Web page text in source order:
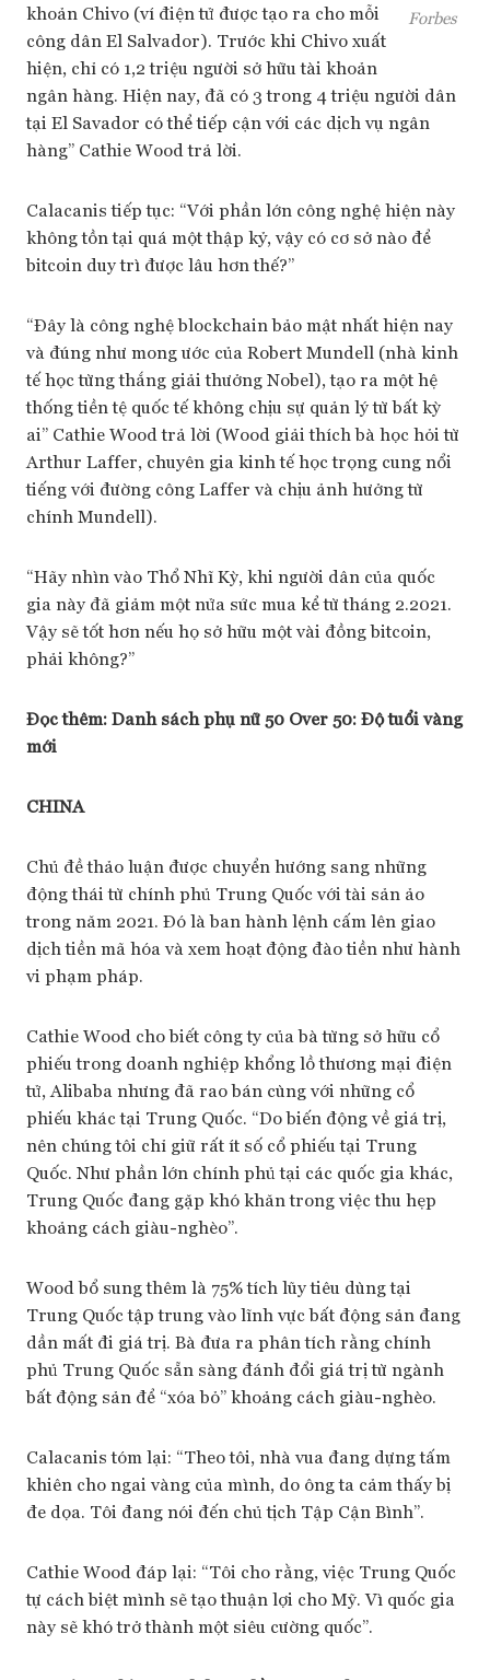
Forbes
khoản Chivo (ví điện tử được tạo ra cho mỗi
công dân El Salvador). Trước khi Chivo xuất
hiện, chỉ có 1,2 triệu người sở hữu tài khoản
ngân hàng. Hiện nay, đã có 3 trong 4 triệu người dân
tại El Savador có thể tiếp cận với các dịch vụ ngân
hàng” Cathie Wood trả lời.
Calacanis tiếp tục: “Với phần lớn công nghệ hiện này
không tồn tại quá một thập kỷ, vậy có cơ sở nào để
bitcoin duy trì được lâu hơn thế?”
“Đây là công nghệ blockchain bảo mật nhất hiện nay
và đúng như mong ước của Robert Mundell (nhà kinh
tế học từng thắng giải thưởng Nobel), tạo ra một hệ
thống tiền tệ quốc tế không chịu sự quản lý từ bất kỳ
ai” Cathie Wood trả lời (Wood giải thích bà học hỏi từ
Arthur Laffer, chuyên gia kinh tế học trọng cung nổi
tiếng với đường công Laffer và chịu ảnh hưởng từ
chính Mundell).
“Hãy nhìn vào Thổ Nhĩ Kỳ, khi người dân của quốc
gia này đã giảm một nửa sức mua kể từ tháng 2.2021.
Vậy sẽ tốt hơn nếu họ sở hữu một vài đồng bitcoin,
phải không?”
Đọc thêm: Danh sách phụ nữ 50 Over 50: Độ tuổi vàng
mới
CHINA
Chủ đề thảo luận được chuyển hướng sang những
động thái từ chính phủ Trung Quốc với tài sản ảo
trong năm 2021. Đó là ban hành lệnh cấm lên giao
dịch tiền mã hóa và xem hoạt động đào tiền như hành
vi phạm pháp.
Cathie Wood cho biết công ty của bà từng sở hữu cổ
phiếu trong doanh nghiệp khổng lồ thương mại điện
tử, Alibaba nhưng đã rao bán cùng với những cổ
phiếu khác tại Trung Quốc. “Do biến động về giá trị,
nên chúng tôi chỉ giữ rất ít số cổ phiếu tại Trung
Quốc. Như phần lớn chính phủ tại các quốc gia khác,
Trung Quốc đang gặp khó khăn trong việc thu hẹp
khoảng cách giàu-nghèo”.
Wood bổ sung thêm là 75% tích lũy tiêu dùng tại
Trung Quốc tập trung vào lĩnh vực bất động sản đang
dần mất đi giá trị. Bà đưa ra phân tích rằng chính
phủ Trung Quốc sẵn sàng đánh đổi giá trị từ ngành
bất động sản để “xóa bỏ” khoảng cách giàu-nghèo.
Calacanis tóm lại: “Theo tôi, nhà vua đang dựng tấm
khiên cho ngai vàng của mình, do ông ta cảm thấy bị
đe dọa. Tôi đang nói đến chủ tịch Tập Cận Bình”.
Cathie Wood đáp lại: “Tôi cho rằng, việc Trung Quốc
tự cách biệt mình sẽ tạo thuận lợi cho Mỹ. Vì quốc gia
này sẽ khó trở thành một siêu cường quốc”.